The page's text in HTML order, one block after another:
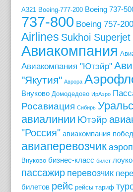
A321 Boeing-777-200 Boeing 737-
737-800 Boeing 757-200
Airlines Sukhoi Superjet
Авиакомпания
Авиакомпания "Ютэйр"
"Якутия" Аврора
Внуково Домодедово ИрАэро
Росавиация Сибирь
авиалинии Ютэйр
"Россия" авиакомпания
авиаперевозчик
Внуково бизнес-класс билет
пассажир перевозчик
билетов рейс рейсы тариф